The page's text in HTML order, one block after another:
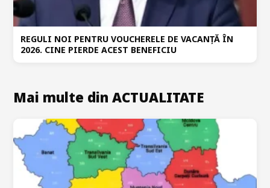
REGULI NOI PENTRU VOUCHERELE DE VACANȚĂ ÎN
2026. CINE PIERDE ACEST BENEFICIU
Mai multe din ACTUALITATE